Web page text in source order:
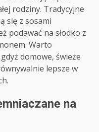
rodziny. Tradycyjne
się z sosami
podawać na słodko z
Warto
domowe, świeże
lepsze w
na